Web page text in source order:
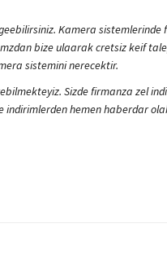
Kamera sistemlerinde
bize ulaarak cretsiz keif
sistemini nerecektir.
Sizde firmanza zel
hemen haberdar